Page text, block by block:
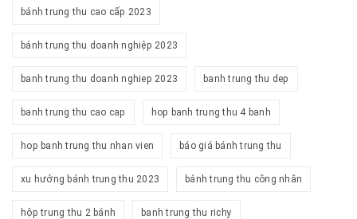
bánh trung thu cao cấp 2023
bánh trung thu doanh nghiệp 2023
banh trung thu doanh nghiep 2023 banh trung thu dep
banh trung thu cao cap hop banh trung thu 4 banh
hop banh trung thu nhan vien báo giá bánh trung thu
xu hướng bánh trung thu 2023 bánh trung thu công nhân
hộp trung thu 2 bánh banh trung thu richy